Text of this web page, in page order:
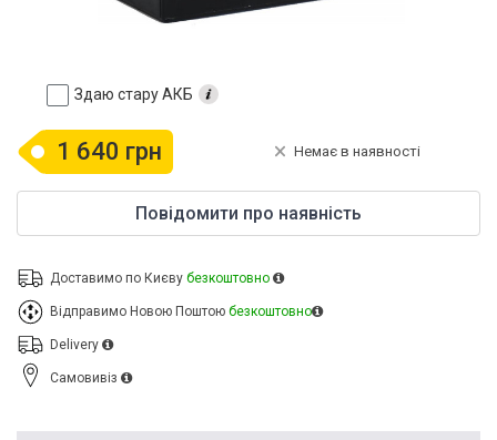
Здаю стару АКБ
1 640 грн Немає в наявності
Повідомити про наявність
Доставимо по Києву безкоштовно
Відправимо Новою Поштою безкоштовно
Delivery
Cамовивіз